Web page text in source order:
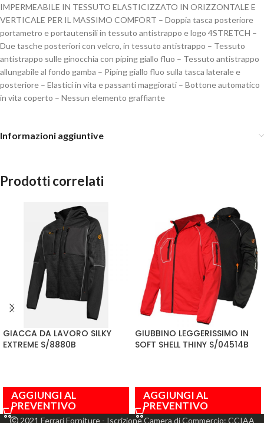
IMPERMEABILE IN TESSUTO ELASTICIZZATO IN ORIZZONTALE E
VERTICALE PER IL MASSIMO COMFORT – Doppia tasca posteriore
portametro e portautensili in tessuto antistrappo e logo 4STRETCH –
Due tasche posteriori con velcro, in tessuto antistrappo – Tessuto
antistrappo sulle ginocchia con piping giallo fluo – Tessuto antistrappo
allungabile al fondo gamba – Piping giallo fluo sulla tasca laterale e
posteriore – Elastici in vita e passanti maggiorati – Bottone automatico
in vita coperto – Nessun elemento graffiante
Informazioni aggiuntive
Prodotti correlati
GIACCA DA LAVORO SILKY
EXTREME S/8880B
AGGIUNGI AL
PREVENTIVO
GIUBBINO LEGGERISSIMO IN
SOFT SHELL THINY S/04514B
AGGIUNGI AL
PREVENTIVO
2021 Ferrari Forniture - Iscrizione Camera di Commercio: CCIAA